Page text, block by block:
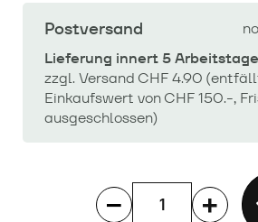
Postversand
Lieferung innert 5
zzgl. Versand CHF 4.90
Einkaufswert von CHF 150.-,
ausgeschlossen)